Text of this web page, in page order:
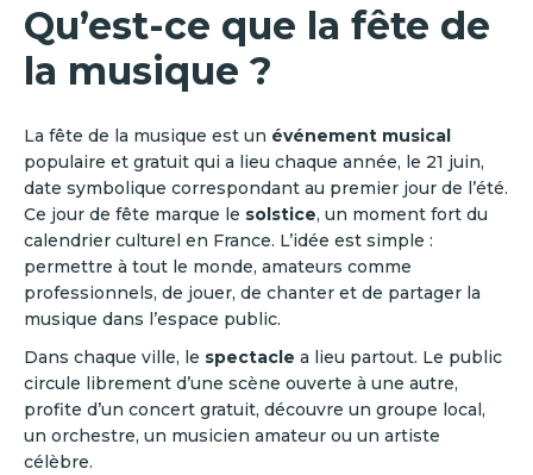
Qu’est-ce que la fête de
la musique ?
La fête de la musique est un événement musical
populaire et gratuit qui a lieu chaque année, le 21 juin,
date symbolique correspondant au premier jour de l’été.
Ce jour de fête marque le solstice, un moment fort du
calendrier culturel en France. L’idée est simple :
permettre à tout le monde, amateurs comme
professionnels, de jouer, de chanter et de partager la
musique dans l’espace public.
Dans chaque ville, le spectacle a lieu partout. Le public
circule librement d’une scène ouverte à une autre,
profite d’un concert gratuit, découvre un groupe local,
un orchestre, un musicien amateur ou un artiste
célèbre.